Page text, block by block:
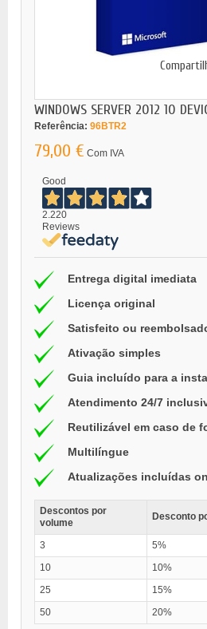
WINDOWS SERVER 2012 10
Referência: 96BTR2
79,00 € Com IVA
Good
2.220
Reviews
Entrega digital imediata
Licença original
Satisfeito ou
Ativação simples
Guia incluído para a
Atendimento 24/7
Reutilizável em caso de
Multilíngue
Atualizações incluídas
Descontos por
volume
Desconto
3 5%
10
10%
25
15%
50
20%